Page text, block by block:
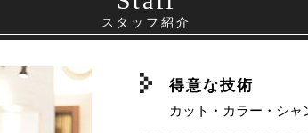
スタッフ紹介
得意な技術
カット・カラー・シャ